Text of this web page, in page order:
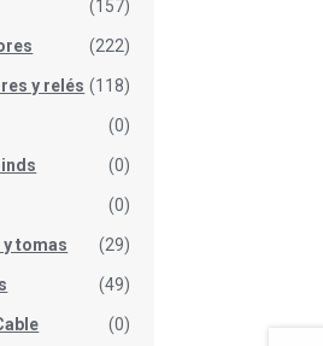
(157)
(222)
y relés (118)
(0)
(0)
(0)
y tomas (29)
(49)
(0)